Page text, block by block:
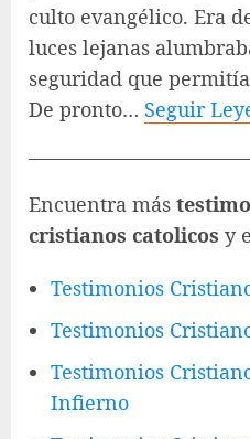
culto evangélico. Era
luces lejanas
seguridad que
De pronto… Seguir
Encuentra más
cristianos catolicos y
Testimonios
Testimonios
Testimonios
Infierno